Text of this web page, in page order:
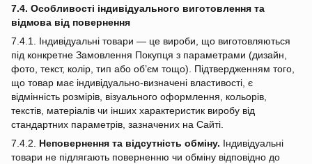
7.4. Особливості індивідуального виготовлення та
відмова від повернення
7.4.1. Індивідуальні товари — це вироби, що виготовляються
під конкретне Замовлення Покупця з параметрами (дизайн,
фото, текст, колір, тип або об’єм тощо). Підтвердженням того,
що товар має індивідуально‑визначені властивості, є
відмінність розмірів, візуального оформлення, кольорів,
текстів, матеріалів чи інших характеристик виробу від
стандартних параметрів, зазначених на Сайті.
7.4.2. Неповернення та відсутність обміну. Індивідуальні
товари не підлягають поверненню чи обміну відповідно до